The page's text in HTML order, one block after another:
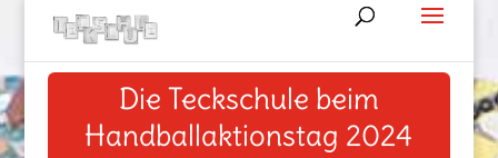
Die Teckschule beim
Handballaktionstag 2024